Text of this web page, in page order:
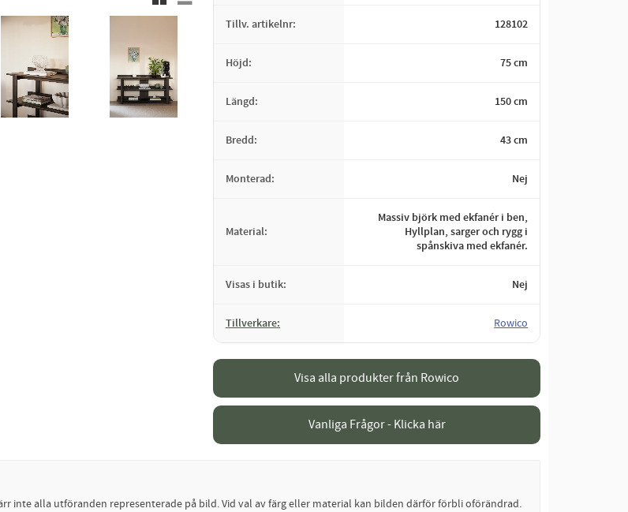
Tillv. artikelnr 128102
Höjd 75 cm
Längd 150 cm
Bredd 43 cm
Monterad Nej
Material
Massiv björk med ekfanér i ben,
Hyllplan, sarger och rygg i
spånskiva med ekfanér.
Visas i butik Nej
Tillverkare Rowico
Visa alla produkter från Rowico
Vanliga Frågor - Klicka här
inte alla utföranden representerade på bild. Vid val av färg eller material kan bilden därför förbli oförändrad.